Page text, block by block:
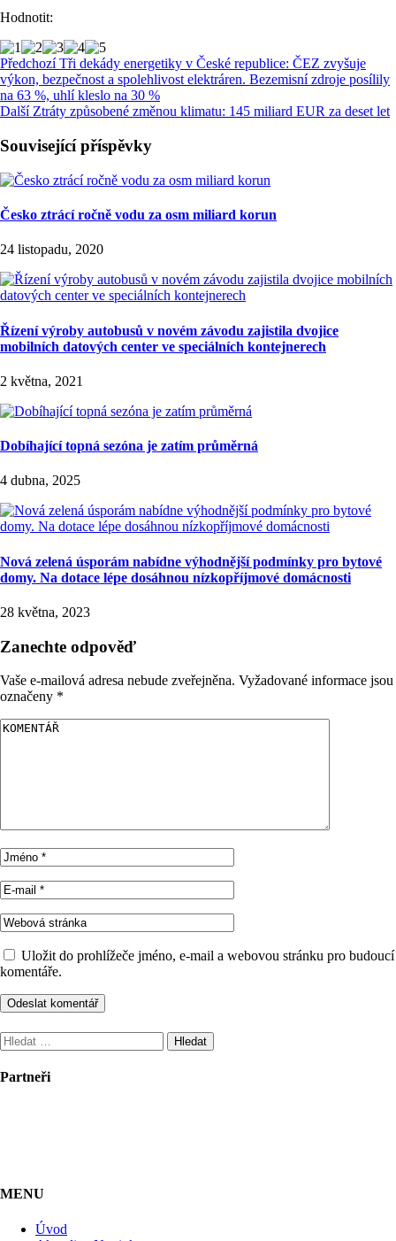
Hodnotit:
Předchozí Tři dekády energetiky v České republice: ČEZ zvyšuje
výkon, bezpečnost a spolehlivost elektráren. Bezemisní zdroje posílily
na 63 %, uhlí kleslo na 30 %
Další Ztráty způsobené změnou klimatu: 145 miliard EUR za deset let
Související příspěvky
Česko ztrácí ročně vodu za osm miliard korun
24 listopadu, 2020
Řízení výroby autobusů v novém závodu zajistila dvojice
mobilních datových center ve speciálních kontejnerech
2 května, 2021
Dobíhající topná sezóna je zatím průměrná
4 dubna, 2025
Nová zelená úsporám nabídne výhodnější podmínky pro bytové
domy. Na dotace lépe dosáhnou nízkopříjmové domácnosti
28 května, 2023
Zanechte odpověď
Vaše e-mailová adresa nebude zveřejněna. Vyžadované informace jsou
označeny *
Uložit do prohlížeče jméno, e-mail a webovou stránku pro budoucí
komentáře.
Vyhledávání
Partneři
MENU
Úvod